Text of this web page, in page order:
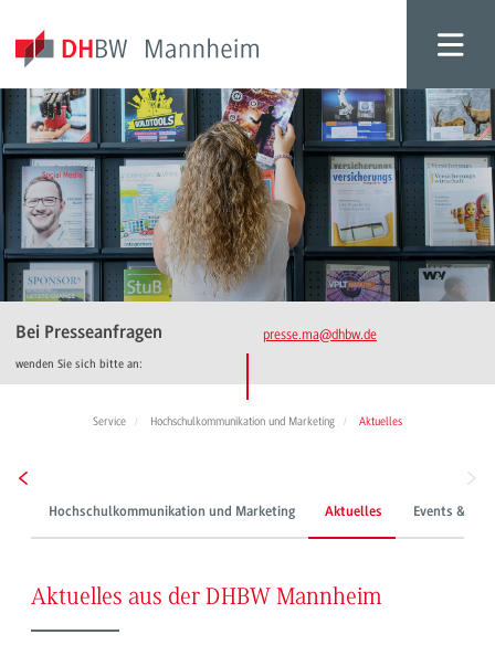
Bei Presseanfragen
wenden Sie sich bitte an:
presse.ma@dhbw.de
Service Hochschulkommunikation und Marketing Aktuelles
Hochschulkommunikation und Marketing Aktuelles Events &
Aktuelles aus der DHBW Mannheim